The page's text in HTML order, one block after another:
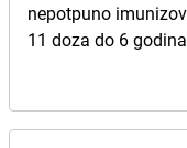
nepotpuno
11 doza do 6